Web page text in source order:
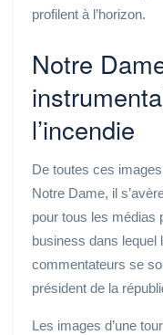
profilent à l’horizon.
Notre
l’incendie
De toutes ces
Notre Dame, il
pour tous les médias
business dans lequel
commentateurs se
président de la
Les images d’une